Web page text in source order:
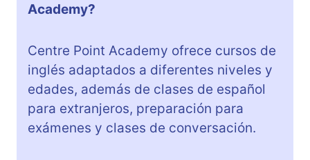
Academy?
Centre Point Academy ofrece cursos de
inglés adaptados a diferentes niveles y
edades, además de clases de español
para extranjeros, preparación para
exámenes y clases de conversación.